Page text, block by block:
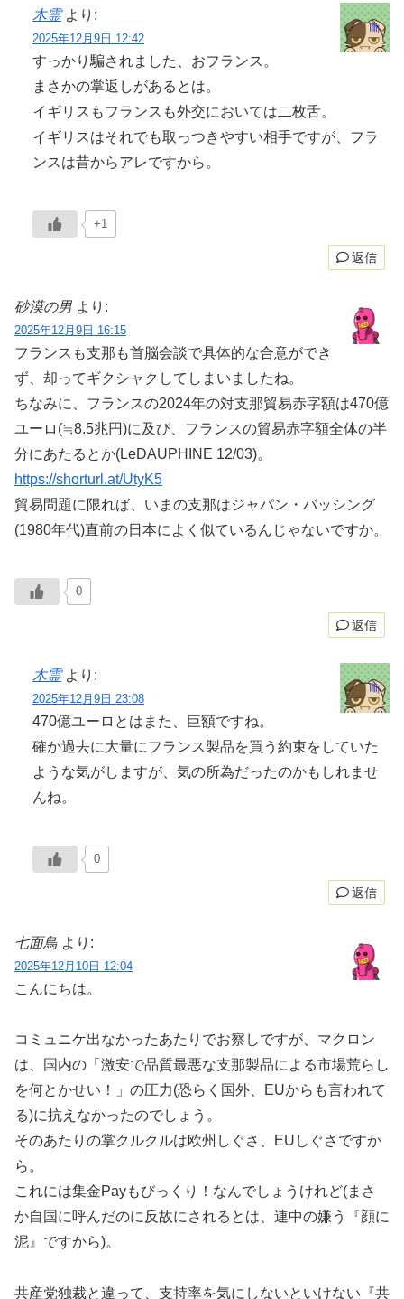
木霊 より:
2025年12月9日 12:42
すっかり騙されました、おフランス。
まさかの掌返しがあるとは。
イギリスもフランスも外交においては二枚舌。
イギリスはそれでも取っつきやすい相手ですが、フラ
ンスは昔からアレですから。
+1
返信
砂漠の男 より:
2025年12月9日 16:15
フランスも支那も首脳会談で具体的な合意ができ
ず、却ってギクシャクしてしまいましたね。
ちなみに、フランスの2024年の対支那貿易赤字額は470億
ユーロ(≒8.5兆円)に及び、フランスの貿易赤字額全体の半
分にあたるとか(LeDAUPHINE 12/03)。
https://shorturl.at/UtyK5
貿易問題に限れば、いまの支那はジャパン・バッシング
(1980年代)直前の日本によく似ているんじゃないですか。
0
返信
木霊 より:
2025年12月9日 23:08
470億ユーロとはまた、巨額ですね。
確か過去に大量にフランス製品を買う約束をしていた
ような気がしますが、気の所為だったのかもしれませ
んね。
0
返信
七面鳥 より:
2025年12月10日 12:04
こんにちは。
コミュニケ出なかったあたりでお察しですが、マクロン
は、国内の「激安で品質最悪な支那製品による市場荒らし
を何とかせい！」の圧力(恐らく国外、EUからも言われて
る)に抗えなかったのでしょう。
そのあたりの掌クルクルは欧州しぐさ、EUしぐさですか
ら。
これには集金Payもびっくり！なんでしょうけれど(まさ
か自国に呼んだのに反故にされるとは、連中の嫌う『顔に
泥』ですから)。
共産党独裁と違って、支持率を気にしないといけない『共